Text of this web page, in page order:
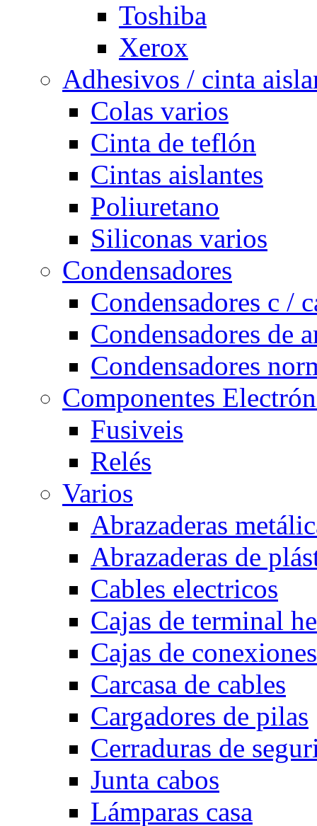
Toshiba
Xerox
Adhesivos / cinta
Colas varios
Cinta de teflón
Cintas aislantes
Poliuretano
Siliconas varios
Condensadores
Condensadores c /
Condensadores de
Condensadores
Componentes
Fusiveis
Relés
Varios
Abrazaderas
Abrazaderas de
Cables electricos
Cajas de terminal
Cajas de
Carcasa de cables
Cargadores de pilas
Cerraduras de
Junta cabos
Lámparas casa